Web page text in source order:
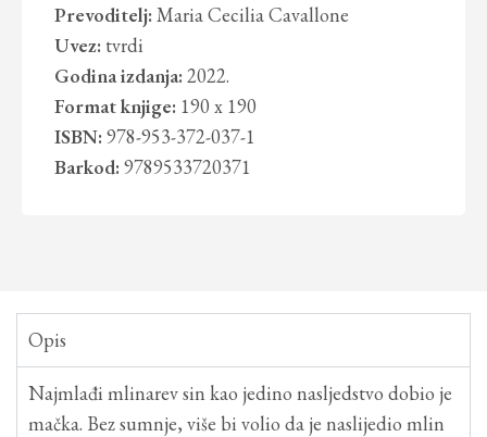
Prevoditelj: Maria Cecilia Cavallone
Uvez: tvrdi
Godina izdanja: 2022.
Format knjige: 190 x 190
ISBN: 978-953-372-037-1
Barkod: 9789533720371
Opis
Najmlađi mlinarev sin kao jedino nasljedstvo dobio je
mačka. Bez sumnje, više bi volio da je naslijedio mlin